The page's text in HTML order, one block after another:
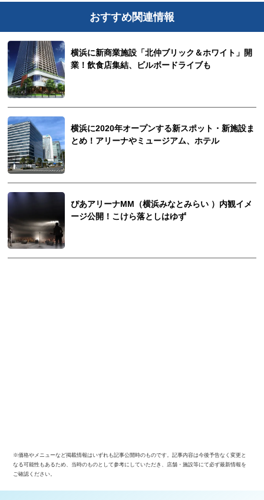
おすすめ関連情報
横浜に新商業施設「北仲ブリック＆ホワイト」開
業！飲食店集結、ビルボードライブも
横浜に2020年オープンする新スポット・新施設ま
とめ！アリーナやミュージアム、ホテル
ぴあアリーナMM（横浜みなとみらい ）内観イメ
ージ公開！こけら落としはゆず
※価格やメニューなど掲載情報はいずれも記事公開時のものです。記事内容は今後予告なく変更と
なる可能性もあるため、当時のものとして参考にしていただき、店舗・施設等にて必ず最新情報を
ご確認ください。